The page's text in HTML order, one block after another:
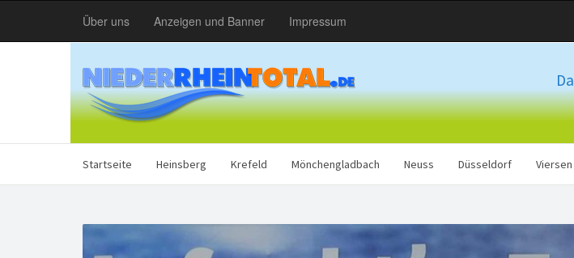
Über uns Anzeigen und Banner Impressum
Startseite Heinsberg Krefeld Mönchengladbach Neuss Düsseldorf Viersen